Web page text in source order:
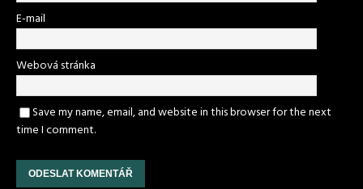
E-mail
Webová stránka
Save my name, email, and website in this browser for the next
time I comment.